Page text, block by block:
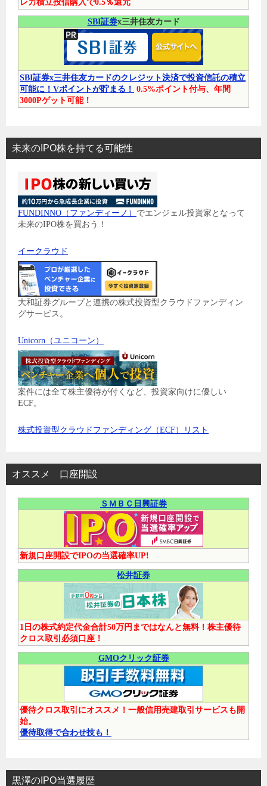
レカ積立投信購入で0.5％還元
SBI証券x三井住友カード
SBI証券x三井住友カードのクレジット決済で投資信託の積立
可能に！Vポイントが貯まる！ 0.5%ポイント付与、年間
3000Pゲット可能！
未来のIPO株を持てる可能性
FUNDINNO（ファンディーノ） でエンジェル投資家となって
未来のIPO株を買おう！
イークラウド
大和証券グループと連携の株式投資型クラウドファンディン
グサービス。
Unicorn（ユニコーン）
案件には全て株主優待が付くなど、投資家向けに優しい
ECF。
株式投資型クラウドファンディング（ECF）リスト
オススメ 口座開設
ＳＭＢＣ日興証券
新規口座開設でIPOの当選確率UP!
松井証券
1日の株式約定代金合計50万円まではなんと無料！株主優待
クロス取引必須口座！
GMOクリック証券
優待クロス取引にオススメ！一般信用売建取引サービスも開
始。
優待取得で合わせ技も！
黒澤のIPO当選履歴